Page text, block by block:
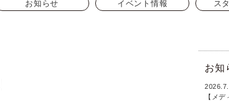
お知らせ イベント情報 ス
お知
【メ